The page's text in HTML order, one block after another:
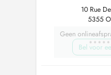
10 Rue
5355
Geen
Bel voor